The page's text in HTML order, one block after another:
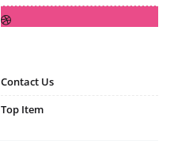
Contact Us
Top Item